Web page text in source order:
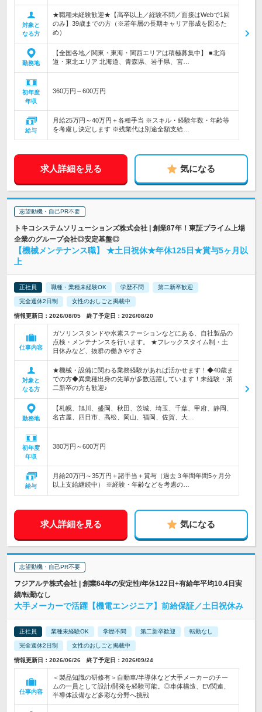
対象と
なる方
★職種未経験歓迎★【高卒以上／経験不問／面接はWebで1回
のみ】39歳までの方（※若年層の長期キャリア形成を図るた
め）
勤務地
【全国各地／関東・東海・関西エリアは積極募集中】 ■北海
道・東北エリア 北海道、青森県、岩手県、宮…
初年度
年収
360万円～600万円
給与
月給25万円～40万円＋各種手当 ※スキル・経験年数・年齢等
を考慮し決定します ※残業代は別途全額支給…
求人詳細を見る 気になる
志望動機・自己PR不要
トキコシステムソリューションズ株式会社 | 創業87年！東証プライム上場
企業のグループ会社◎安定基盤◎
【機械メンテナンス職】 ★土日祝休★年休125日★賞与5ヶ月以
上
正社員 職種・業種未経験OK 学歴不問 第二新卒歓迎
完全週休2日制 女性のおしごと掲載中
情報更新日：2026/08/05 終了予定日：2026/08/20
仕事内容
ガソリンスタンドや水素ステーションなどにある、自社製品の
点検・メンテナンスを行います。 ★フレックスタイム制・土
日休みなど、抜群の働きやすさ
対象と
なる方
★機械・設備に関わる業務経験があれば活かせます！◆40歳ま
での方◆異業種出身の先輩が多数活躍しています！未経験・第
二新卒の方も歓迎♪
勤務地
【札幌、旭川、盛岡、秋田、茨城、埼玉、千葉、甲府、静岡、
名古屋、四日市、高松、岡山、福岡、佐賀、大…
初年度
年収
380万円～600万円
給与
月給20万円～35万円＋諸手当＋賞与（過去３年間年間5ヶ月分
以上支給継続中） ※経験・年齢などを考慮の…
求人詳細を見る 気になる
志望動機・自己PR不要
フジアルテ株式会社 | 創業64年の安定性/年休122日+有給年平均10.4日実
績/転勤なし
大手メーカーで活躍【機電エンジニア】前給保証／土日祝休み
正社員 業種未経験OK 学歴不問 第二新卒歓迎 転勤なし
完全週休2日制 女性のおしごと掲載中
情報更新日：2026/06/26 終了予定日：2026/09/24
仕事内容
＜製品知識の研修有＞自動車/半導体など大手メーカーのチー
ムの一員として設計/開発を経験可能。◎車体構造、EV関連、
半導体設備など多彩な分野へ挑戦